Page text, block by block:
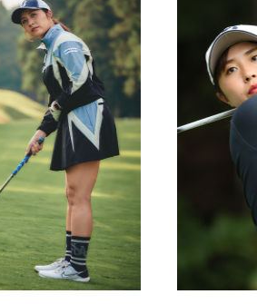
(埼玉県) / 6,580Yards Par72(36,36)
1 R
70( -2 )
オープン葛城
5日
山名コース(静岡県) / 6,510Yards
1 R
78( +6 ) 76(